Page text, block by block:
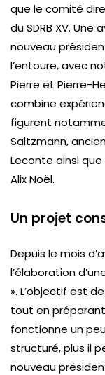
que le comité
du SDRB XV. Une
nouveau
l’entoure, avec
Pierre et Pierre-
combine
figurent
Saltzmann,
Leconte ainsi
Alix Noël.
Un projet
Depuis le mois
l’élaboration
». L’objectif est
tout en
fonctionne un
structuré, plus il
nouveau